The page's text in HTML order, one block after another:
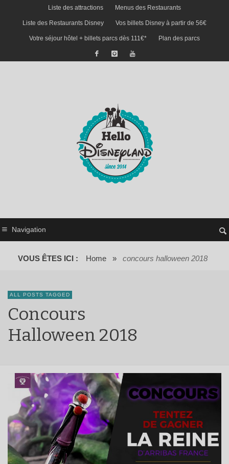
Liste des attractions Menus des Restaurants
Liste des Restaurants Disney Vos billets Disney à partir de 56€
Votre séjour hôtel + billets parcs dès 111€* Plan des parcs
Navigation
VOUS ÊTES ICI : Home » concours halloween 2018
ALL POSTS TAGGED
Concours
Halloween 2018